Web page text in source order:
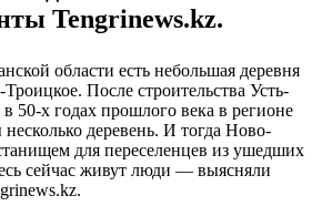
Tengrinews.kz.
области есть небольшая деревня
После строительства Усть-
50-х годах прошлого века в регионе
несколько деревень. И тогда Ново-
для переселенцев из ушедших
сейчас живут люди — выясняли